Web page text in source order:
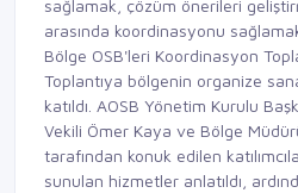
sağlamak, çözüm önerileri
arasında koordinasyonu
Bölge OSB'leri Koordinasyon
Toplantıya bölgenin organize
katıldı. AOSB Yönetim Kurulu
Vekili Ömer Kaya ve Bölge
tarafından konuk edilen
sunulan hizmetler anlatıldı,